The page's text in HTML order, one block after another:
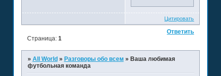
Цитировать
Ответить
Страница: 1
» All World » Разговоры обо всем » Ваша любимая
футбольная команда